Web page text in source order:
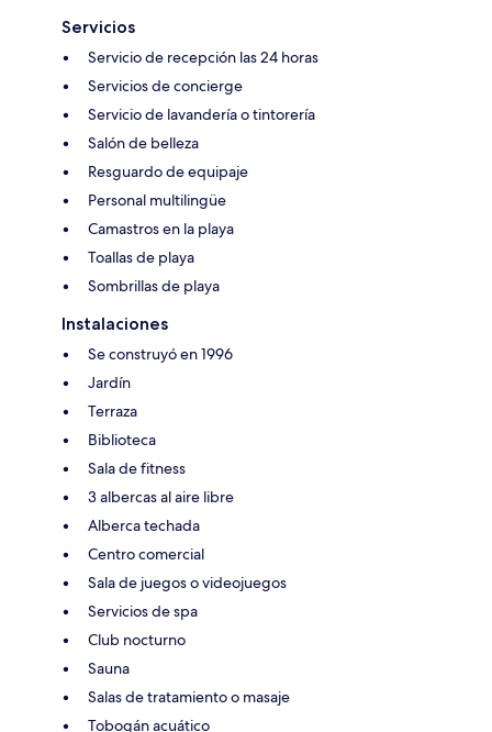
Servicios
Servicio de recepción las 24 horas
Servicios de concierge
Servicio de lavandería o tintorería
Salón de belleza
Resguardo de equipaje
Personal multilingüe
Camastros en la playa
Toallas de playa
Sombrillas de playa
Instalaciones
Se construyó en 1996
Jardín
Terraza
Biblioteca
Sala de fitness
3 albercas al aire libre
Alberca techada
Centro comercial
Sala de juegos o videojuegos
Servicios de spa
Club nocturno
Sauna
Salas de tratamiento o masaje
Tobogán acuático